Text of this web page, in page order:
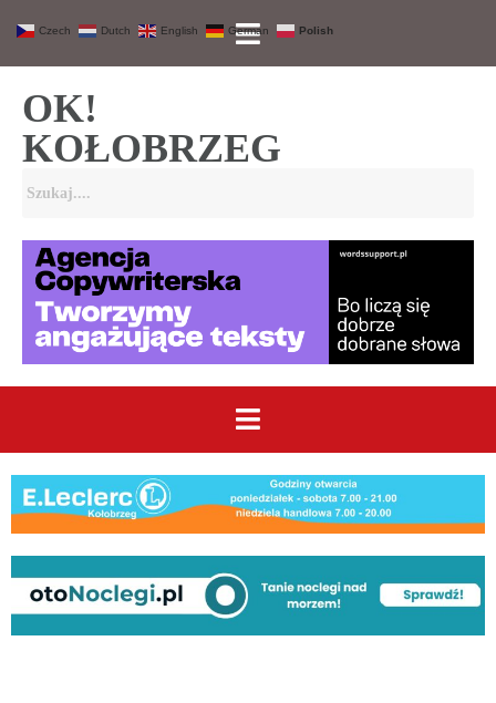
OK!
KOŁOBRZEG
Czech Dutch English German Polish